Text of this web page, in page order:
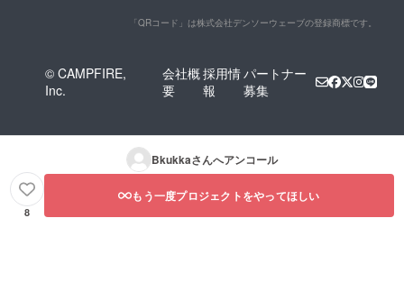
「QRコード」は株式会社デンソーウェーブの登録商標です。
© CAMPFIRE,
Inc.
会社概
要
採用情
報
パートナー
募集
Bkukkaさんへアンコール
8
もう一度プロジェクトをやってほしい